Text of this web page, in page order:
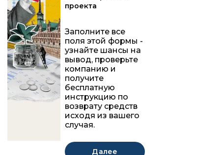
проекта
Заполните все
поля этой формы -
узнайте шансы на
вывод, проверьте
компанию и
получите
бесплатную
инструкцию по
возврату средств
исходя из вашего
случая.